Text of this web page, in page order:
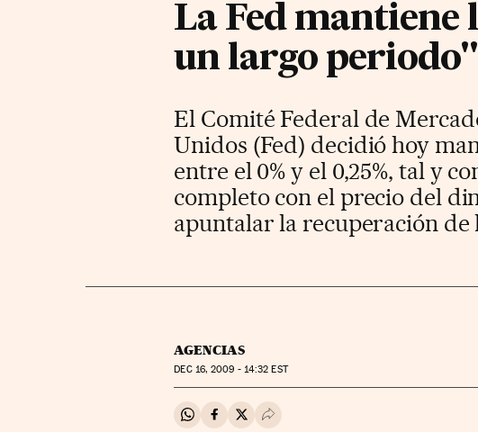
La Fed
un largo periodo"
El Comité Federal de
Unidos (Fed) decidió hoy
entre el 0% y el 0,25%, tal y
completo con el precio del
apuntalar la recuperación de
AGENCIAS
DEC16, 2009 - 14:32 EST
Compartir en Whatsapp
Compartir en Facebook
Compartir en Twitter
Desplegar Redes Sociales